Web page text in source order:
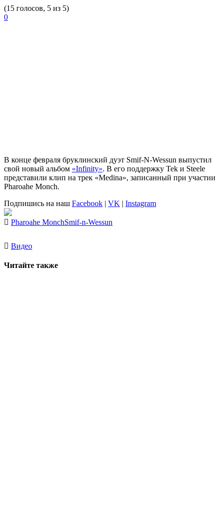
(15 голосов, 5 из 5)
0
В конце февраля бруклинский дуэт Smif-N-Wessun выпустил
свой новый альбом «Infinity». В его поддержку Tek и Steele
представили клип на трек «Medina», записанный при участии
Pharoahe Monch.
Подпишись на наш Facebook | VK | Instagram
Pharoahe MonchSmif-n-Wessun
Видео
Читайте также